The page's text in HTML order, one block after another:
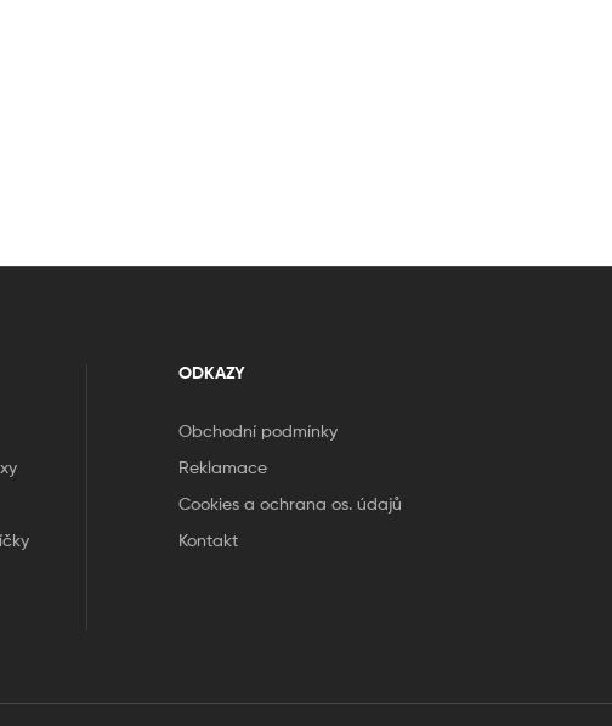
ODKAZY
Obchodní podmínky
Reklamace
Cookies a ochrana os. údajů
Kontakt